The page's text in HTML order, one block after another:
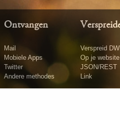
Ontvangen
Mail
Mobiele Apps
Twitter
Andere methodes
Verspreid
Op je website
JSON/REST
Link